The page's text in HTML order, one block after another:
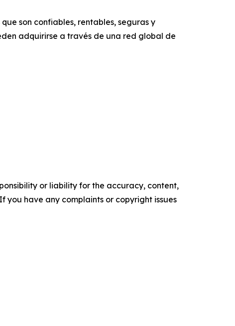
son confiables, rentables, seguras y
adquirirse a través de una red global de
or liability for the accuracy, content,
you have any complaints or copyright issues